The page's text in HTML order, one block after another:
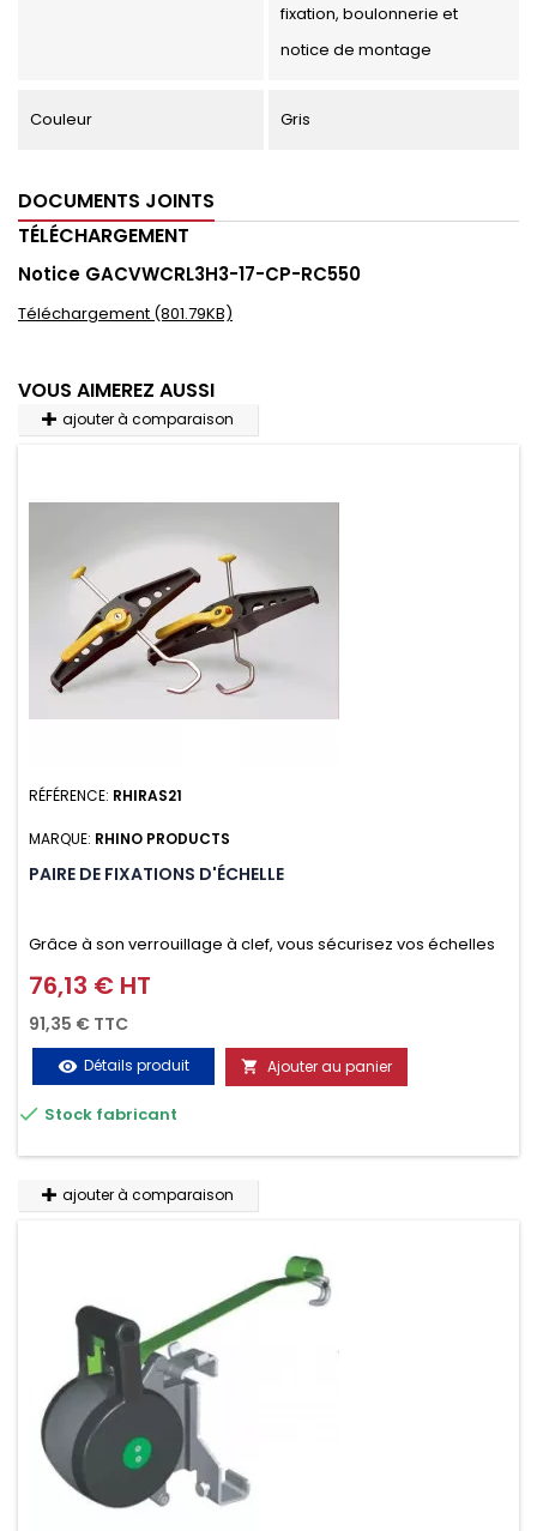
fixation, boulonnerie et
notice de montage
Couleur Gris
DOCUMENTS JOINTS
TÉLÉCHARGEMENT
Notice GACVWCRL3H3-17-CP-RC550
Téléchargement (801.79KB)
VOUS AIMEREZ AUSSI
ajouter à comparaison
RÉFÉRENCE: RHIRAS21
MARQUE: RHINO PRODUCTS
PAIRE DE FIXATIONS D'ÉCHELLE
Grâce à son verrouillage à clef, vous sécurisez vos échelles
d'un seul geste aussi bien contre le vol que pendant le
transport. Référence vendue par paire.
Prix
76,13 € HT
91,35 € TTC
visibility Détails produit  Ajouter au panier
 Stock fabricant
ajouter à comparaison